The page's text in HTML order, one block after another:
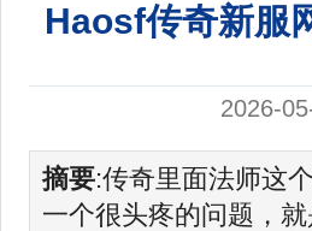
Haosf传奇新服
2026-
摘要:传奇里面法师这
一个很头疼的问题，